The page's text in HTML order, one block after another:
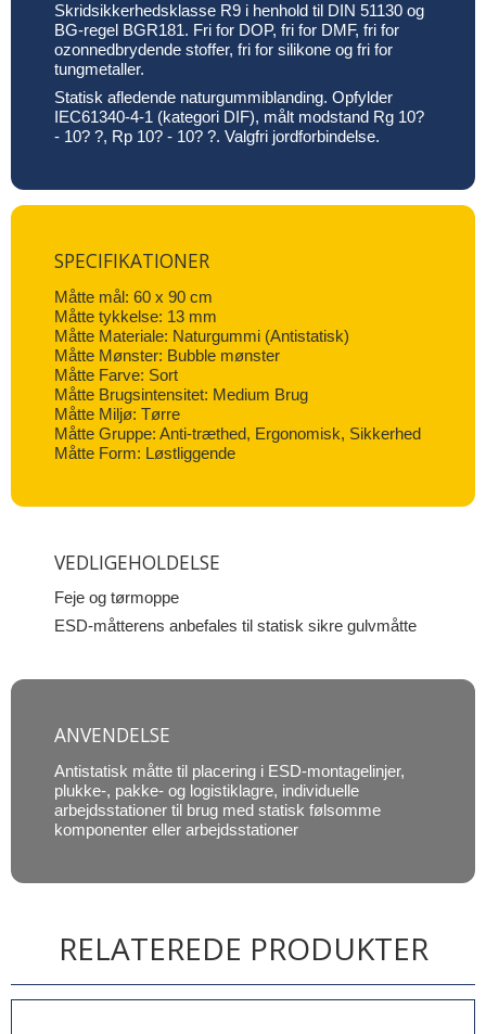
Skridsikkerhedsklasse R9 i henhold til DIN 51130 og
BG-regel BGR181. Fri for DOP, fri for DMF, fri for
ozonnedbrydende stoffer, fri for silikone og fri for
tungmetaller.
Statisk afledende naturgummiblanding. Opfylder
IEC61340-4-1 (kategori DIF), målt modstand Rg 10?
- 10? ?, Rp 10? - 10? ?. Valgfri jordforbindelse.
SPECIFIKATIONER
Måtte mål: 60 x 90 cm
Måtte tykkelse: 13 mm
Måtte Materiale: Naturgummi (Antistatisk)
Måtte Mønster: Bubble mønster
Måtte Farve: Sort
Måtte Brugsintensitet: Medium Brug
Måtte Miljø: Tørre
Måtte Gruppe: Anti-træthed, Ergonomisk, Sikkerhed
Måtte Form: Løstliggende
VEDLIGEHOLDELSE
Feje og tørmoppe
ESD-måtterens anbefales til statisk sikre gulvmåtte
ANVENDELSE
Antistatisk måtte til placering i ESD-montagelinjer,
plukke-, pakke- og logistiklagre, individuelle
arbejdsstationer til brug med statisk følsomme
komponenter eller arbejdsstationer
RELATEREDE PRODUKTER